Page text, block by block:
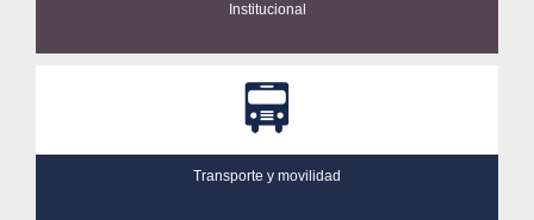
Institucional
Transporte y movilidad